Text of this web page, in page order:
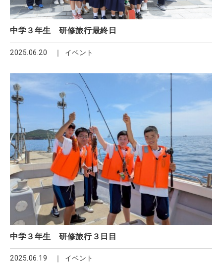
中学３年生 研修旅行最終日
2025.06.20 イベント
中学３年生 研修旅行３日目
2025.06.19 イベント